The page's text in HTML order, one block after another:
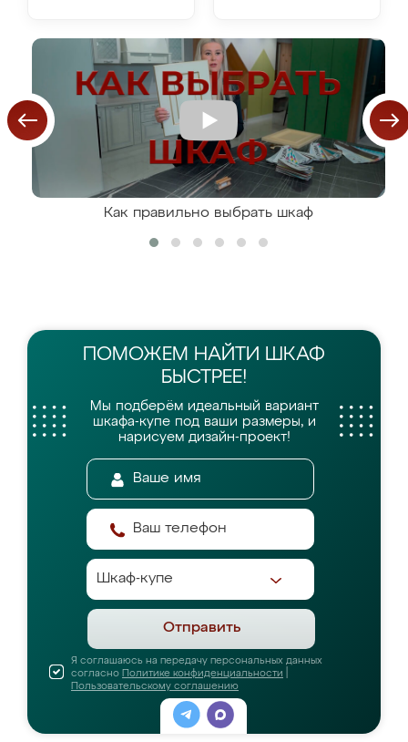
Как правильно выбрать шкаф
ПОМОЖЕМ НАЙТИ ШКАФ
БЫСТРЕЕ!
Мы подберём идеальный вариант
шкафа-купе под ваши размеры, и
нарисуем дизайн-проект!
Отправить
Я соглашаюсь на передачу персональных данных
согласно Политике конфиденциальности
Пользовательскому соглашению